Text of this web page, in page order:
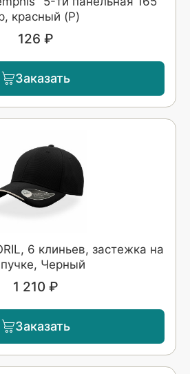
красный (P)
126 ₽
Заказать
6 клиньев, застежка на
Черный
1 210 ₽
Заказать